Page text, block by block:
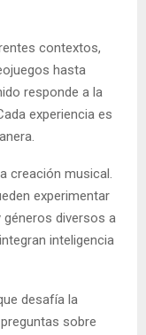
contextos,
hasta
responde a la
experiencia es
creación musical.
experimentar
diversos a
inteligencia
desafía la
sobre